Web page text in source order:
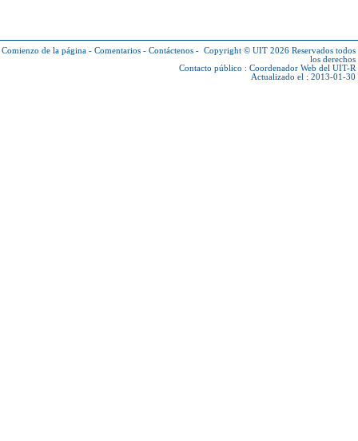
Comienzo de la página - Comentarios - Contáctenos - Copyright © UIT 2026 Reservados todos
los derechos
Contacto público : Coordenador Web del UIT-R
Actualizado el : 2013-01-30